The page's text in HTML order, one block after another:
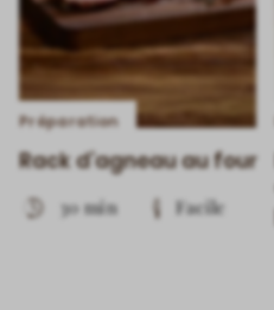
Préparation
Rack d’agneau au four
30 min Facile